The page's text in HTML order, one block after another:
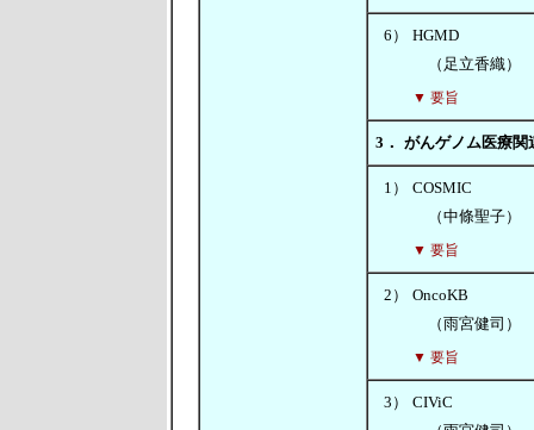
6）
HGMD
（足立香織）
▼ 要旨
3． がんゲノム医療関
1）
COSMIC
（中條聖子）
▼ 要旨
2）
OncoKB
（雨宮健司）
▼ 要旨
3）
CIViC